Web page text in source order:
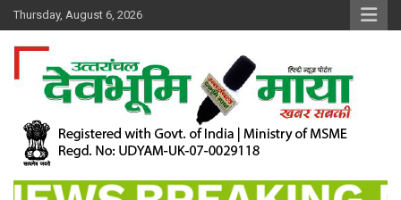
Skip
to
content
Thursday, August 6, 2026
Dev Bhoomi Maya